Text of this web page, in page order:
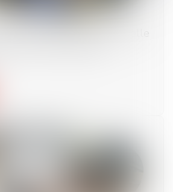
la Cour des comptes